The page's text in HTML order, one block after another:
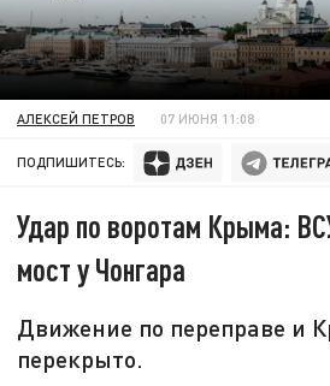
АЛЕКСЕЙ ПЕТРОВ 07 ИЮНЯ 11:08
ПОДПИШИТЕСЬ:
Удар по воротам Крыма:
мост у Чонгара
Движение по переправе и
перекрыто.